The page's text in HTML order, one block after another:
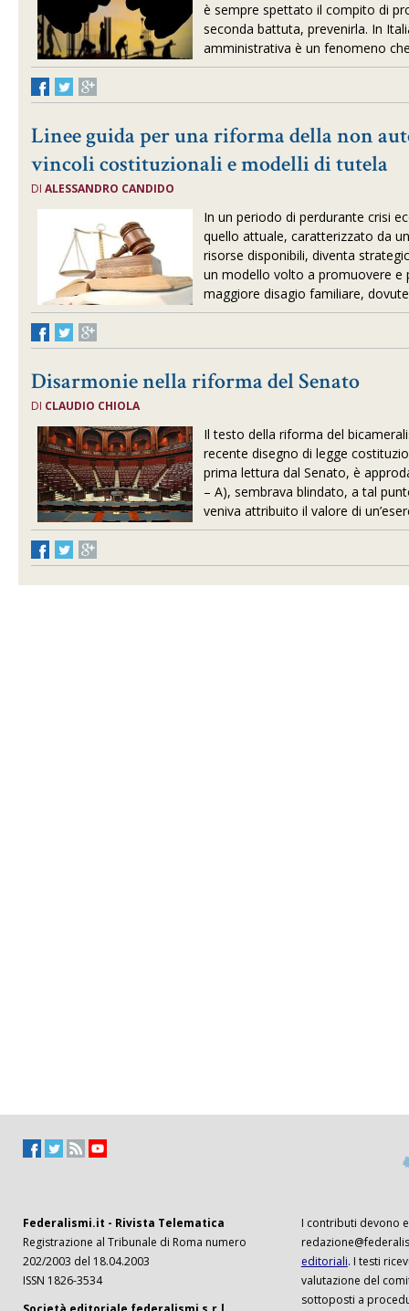
è sempre spettato il compito di
seconda battuta, prevenirla. In
amministrativa è un fenomeno
Linee guida per una riforma della non
vincoli costituzionali e modelli di tutela
DIALESSANDRO CANDIDO
In un periodo di perdurante crisi
quello attuale, caratterizzato da
risorse disponibili, diventa
un modello volto a promuovere e
maggiore disagio familiare,
Disarmonie nella riforma del Senato
DI CLAUDIO CHIOLA
Il testo della riforma del
recente disegno di legge
prima lettura dal Senato, è
– A), sembrava blindato, a tal
veniva attribuito il valore di
Federalismi.it - Rivista Telematica
Registrazione al Tribunale di Roma numero
202/2003 del 18.04.2003
ISSN 1826-3534
I contributi devono
editoriali. I testi
valutazione del
sottoposti a